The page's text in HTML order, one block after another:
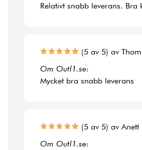
Relativt snabb leverans.
(5 av 5) av
Om Outl1.se:
Mycket bra snabb leverans
(5 av 5) av
Om Outl1.se: